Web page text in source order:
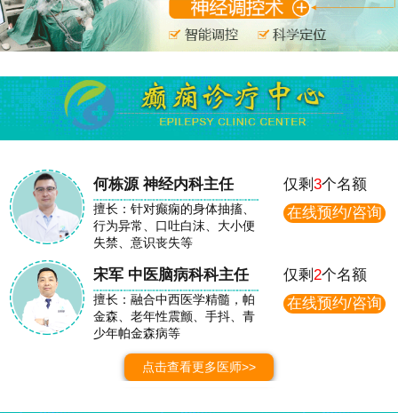
何栋源 神经内科主任
擅长：针对癫痫的身体抽搐、
行为异常、口吐白沫、大小便
失禁、意识丧失等
仅剩3个名额
在线预约/咨询
宋军 中医脑病科科主任
擅长：融合中西医学精髓，帕
金森、老年性震颤、手抖、青
少年帕金森病等
仅剩 2个名额
在线预约/咨询
点击查看更多医师>>